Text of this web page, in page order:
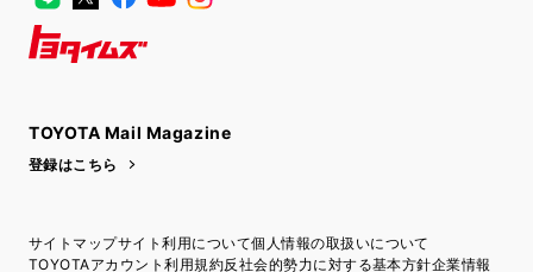
TOYOTA Mail Magazine
登録はこちら
サイトマップサイト利用について個人情報の取扱いについて
TOYOTAアカウント利用規約反社会的勢力に対する基本方針企業情報